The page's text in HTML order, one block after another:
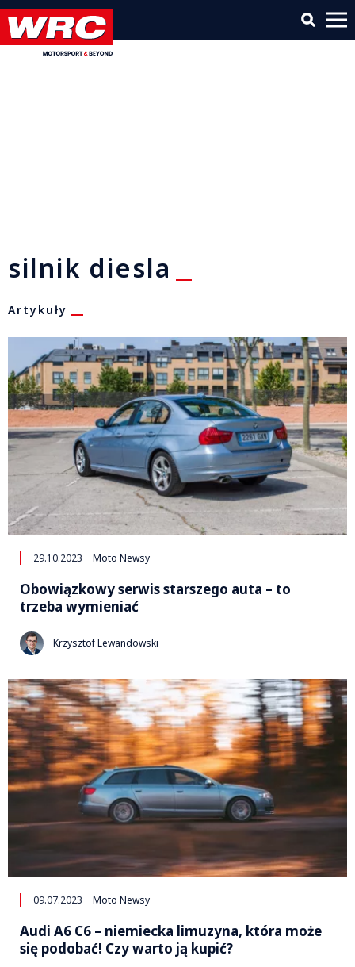
silnik diesla
Artykuły
29.10.2023 Moto Newsy
Obowiązkowy serwis starszego auta – to
trzeba wymieniać
Krzysztof Lewandowski
09.07.2023 Moto Newsy
Audi A6 C6 – niemiecka limuzyna, która może
się podobać! Czy warto ją kupić?